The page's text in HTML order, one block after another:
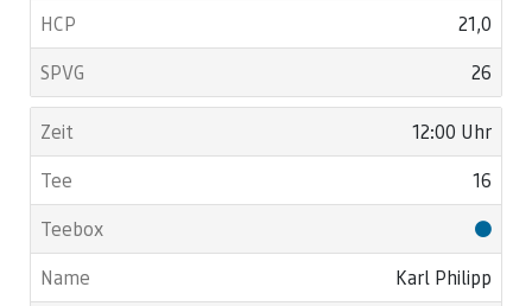
21,0
26
12:00 Uhr
16
Karl Philipp